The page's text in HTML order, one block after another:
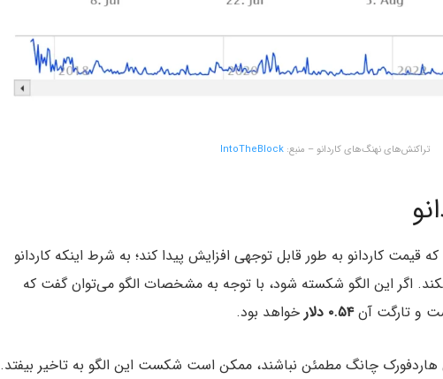
تراکنش‌های نهنگ‌های کاردانو – منبع:IntoTheBlock
قیمت کاردانو به طور قابل توجهی افزایش پیدا کند؛ به شرط اینکه کاردانو
بشکند. اگر این الگو شکسته شود، با توجه به مشخصات الگو می‌توان گفت که
۰.۵۴ دلار خواهد بود.
هاردفورک چانگ مطمئن نباشند، ممکن است شکست این الگو به تاخیر بیفتد.